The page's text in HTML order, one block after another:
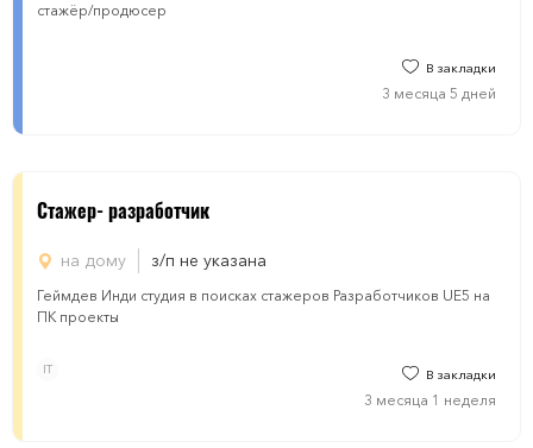
стажёр/продюсер
В закладки
3 месяца 5 дней
Cтажер- pазработчик
на дому з/п не указана
Геймдев Инди студия в поисках стажеров Разработчиков UE5 на
ПК проекты
IT В закладки
3 месяца 1 неделя